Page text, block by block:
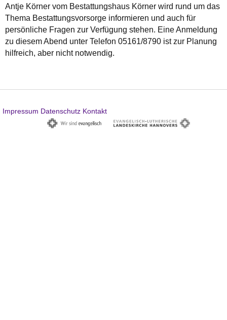
Antje Körner vom Bestattungshaus Körner wird rund um das
Thema Bestattungsvorsorge informieren und auch für
persönliche Fragen zur Verfügung stehen. Eine Anmeldung
zu diesem Abend unter Telefon 05161/8790 ist zur Planung
hilfreich, aber nicht notwendig.
Impressum Datenschutz Kontakt